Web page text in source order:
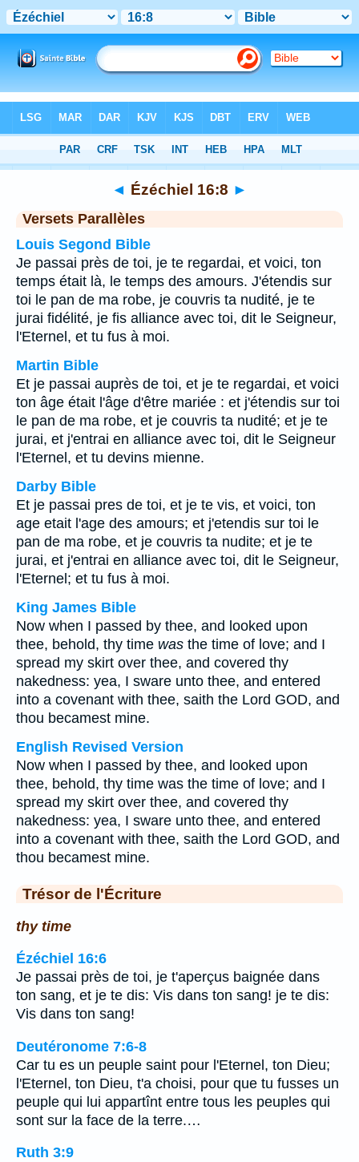
Chapitre 16> Verset 8
◄ Ézéchiel 16:8 ►
Versets Parallèles
Louis Segond Bible
Je passai près de toi, je te regardai, et voici, ton
temps était là, le temps des amours. J'étendis sur
toi le pan de ma robe, je couvris ta nudité, je te
jurai fidélité, je fis alliance avec toi, dit le Seigneur,
l'Eternel, et tu fus à moi.
Martin Bible
Et je passai auprès de toi, et je te regardai, et voici
ton âge était l'âge d'être mariée : et j'étendis sur toi
le pan de ma robe, et je couvris ta nudité; et je te
jurai, et j'entrai en alliance avec toi, dit le Seigneur
l'Eternel, et tu devins mienne.
Darby Bible
Et je passai pres de toi, et je te vis, et voici, ton
age etait l'age des amours; et j'etendis sur toi le
pan de ma robe, et je couvris ta nudite; et je te
jurai, et j'entrai en alliance avec toi, dit le Seigneur,
l'Eternel; et tu fus à moi.
King James Bible
Now when I passed by thee, and looked upon
thee, behold, thy time was the time of love; and I
spread my skirt over thee, and covered thy
nakedness: yea, I sware unto thee, and entered
into a covenant with thee, saith the Lord GOD, and
thou becamest mine.
English Revised Version
Now when I passed by thee, and looked upon
thee, behold, thy time was the time of love; and I
spread my skirt over thee, and covered thy
nakedness: yea, I sware unto thee, and entered
into a covenant with thee, saith the Lord GOD, and
thou becamest mine.
Trésor de l'Écriture
thy time
Ézéchiel 16:6
Je passai près de toi, je t'aperçus baignée dans
ton sang, et je te dis: Vis dans ton sang! je te dis:
Vis dans ton sang!
Deutéronome 7:6-8
Car tu es un peuple saint pour l'Eternel, ton Dieu;
l'Eternel, ton Dieu, t'a choisi, pour que tu fusses un
peuple qui lui appartînt entre tous les peuples qui
sont sur la face de la terre.…
Ruth 3:9